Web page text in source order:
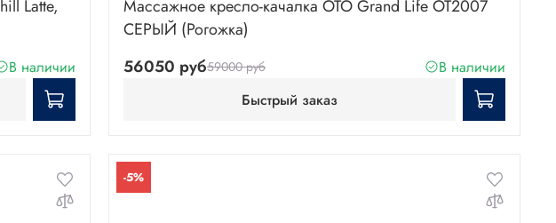
Latte,
В наличии
Массажное кресло-качалка OTO Grand Life OT2007
СЕРЫЙ (Рогожка)
56050 руб59000 руб
В наличии
Быстрый заказ
-5%